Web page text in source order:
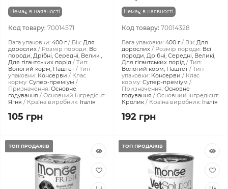
Немає в наявності
Код товару: 70014571
Вага упаковки: 400 г Вік: Для
дорослих
Розмір породи: Всі
породи, Дрібні, Середні, Великі,
Для гігантських порід
Тип:
Вологий корм, Паштет
Тип
упаковки: Консерви
Клас
корму: Супер-преміум
Призначення: Основне
годування
Основний інгредієнт:
Ягня
Країна виробник: Італія
105 грн
Немає в наявності
Код товару: 70014328
Вага упаковки: 400 г Вік: Для
дорослих
Розмір породи: Всі
породи, Дрібні, Середні, Великі,
Для гігантських порід
Тип:
Вологий корм, Паштет
Тип
упаковки: Консерви
Клас
корму: Супер-преміум
Призначення: Основне
годування
Основний інгредієнт:
Кролик
Країна виробник: Італія
192 грн
ТОП ПРОДАЖІВ ТОП ПРОДАЖІВ